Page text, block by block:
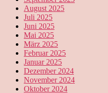
August 2025
Juli 2025
Juni 2025
Mai 2025
März 2025
Februar 2025
Januar 2025
Dezember 2024
November 2024
Oktober 2024